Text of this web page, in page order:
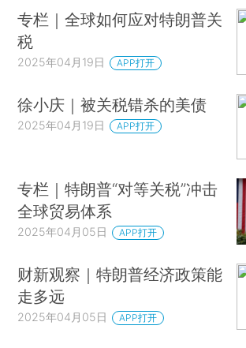
专栏｜全球如何应对特朗普关
税
2025年04月19日 APP打开
徐小庆｜被关税错杀的美债
2025年04月19日 APP打开
专栏｜特朗普“对等关税”冲击
全球贸易体系
2025年04月05日 APP打开
财新观察｜特朗普经济政策能
走多远
2025年04月05日 APP打开